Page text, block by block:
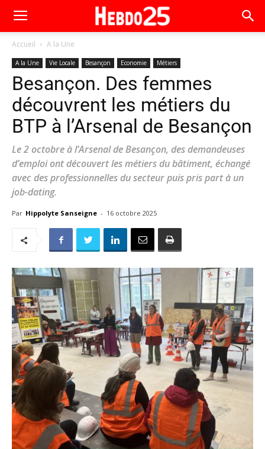
Accueil A la Une
A la Une Vie Locale Besançon Economie Métiers
Besançon. Des femmes
découvrent les métiers du
BTP à l’Arsenal de Besançon
Le 2 octobre à l’Arsenal de Besançon, des demandeuses
d’emploi ont découvert les métiers du bâtiment, échangé
avec des professionnelles du secteur puis pris part à un
job-dating.
Par Hippolyte Sanseigne - 16 octobre 2025